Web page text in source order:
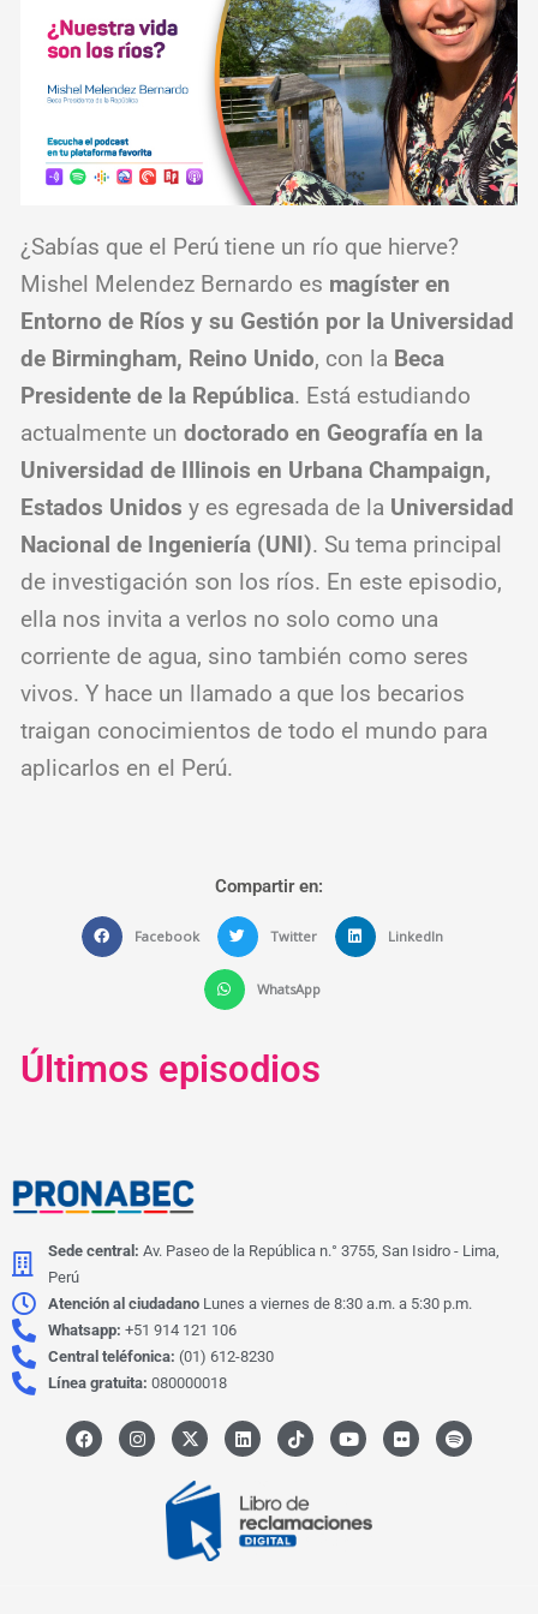
¿Sabías que el Perú tiene un río que hierve?
Mishel Melendez Bernardo es magíster en
Entorno de Ríos y su Gestión por la Universidad
de Birmingham, Reino Unido, con la Beca
Presidente de la República. Está estudiando
actualmente undoctorado en Geografía en la
Universidad de Illinois en Urbana Champaign,
Estados Unidos y es egresada de la Universidad
Nacional de Ingeniería (UNI). Su tema principal
de investigación son los ríos. En este episodio,
ella nos invita a verlos no solo como una
corriente de agua, sino también como seres
vivos. Y hace un llamado a que los becarios
traigan conocimientos de todo el mundo para
aplicarlos en el Perú.
Compartir en:
Facebook Twitter LinkedIn
WhatsApp
Últimos episodios
Sede central: Av. Paseo de la República n.° 3755, San Isidro - Lima,
Perú
Atención al ciudadano Lunes a viernes de 8:30 a.m. a 5:30 p.m.
Whatsapp: +51 914 121 106
Central teléfonica: (01) 612-8230
Línea gratuita: 080000018
F
a
c
I
n
s
X
-
t
w
i
t
t
e
L
i
n
e
d
i
n
I
c
o
-
t
i
k
Y
o
u
b
e
F
l
i
S
p
o